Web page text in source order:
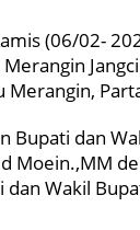
(06/02-
Bupati dan
Moein.,MM
dan Wakil